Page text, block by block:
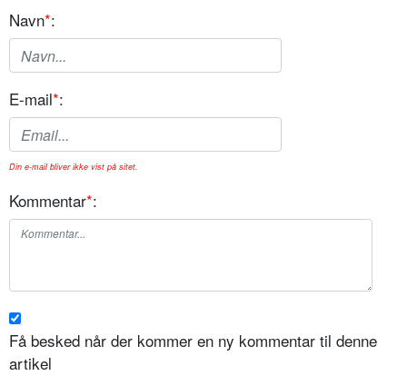
Navn*:
E-mail*:
Din e-mail bliver ikke vist på sitet.
Kommentar*:
Få besked når der kommer en ny kommentar til denne
artikel